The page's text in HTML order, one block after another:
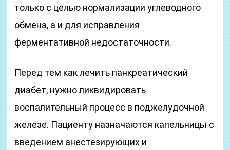
только с целью нормализации углеводного
обмена, а и для исправления
ферментативной недостаточности.
Перед тем как лечить панкреатический
диабет, нужно ликвидировать
воспалительный процесс в поджелудочной
железе. Пациенту назначаются капельницы с
введением анестезирующих и